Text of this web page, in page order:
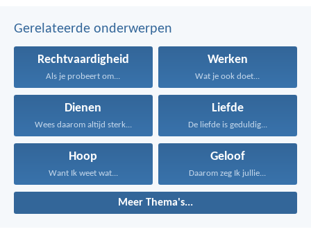
Gerelateerde onderwerpen
Rechtvaardigheid
Als je probeert om...
Werken
Wat je ook doet...
Dienen
Wees daarom altijd sterk...
Liefde
De liefde is geduldig...
Hoop
Want Ik weet wat...
Geloof
Daarom zeg Ik jullie...
Meer Thema's...